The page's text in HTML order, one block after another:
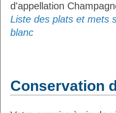
d'appellation
Liste des plats et mets
blanc
Conservation